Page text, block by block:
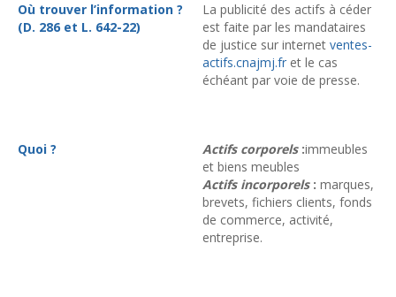
Où trouver l’information ?
(D. 286 et L. 642-22)
La publicité des actifs à céder
est faite par les mandataires
de justice sur internet ventes-
actifs.cnajmj.fr et le cas
échéant par voie de presse.
Quoi ? Actifs corporels:immeubles
et biens meubles
Actifs incorporels : marques,
brevets, fichiers clients, fonds
de commerce, activité,
entreprise.